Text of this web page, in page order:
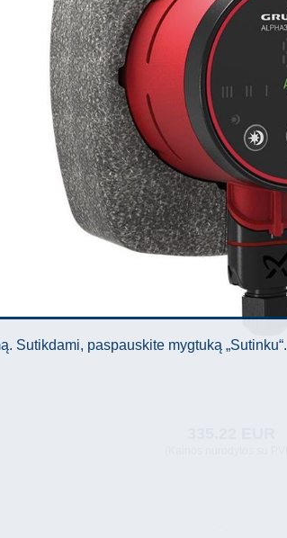
Sutikdami, paspauskite mygtuką „Sutinku“.